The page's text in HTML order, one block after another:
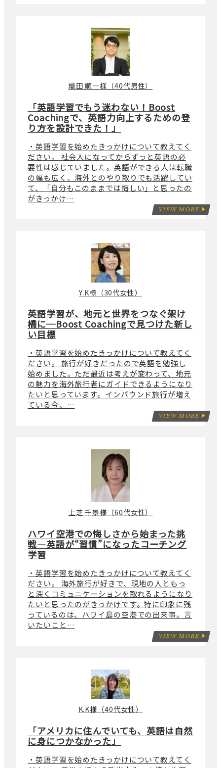
「英語学習でもう迷わない！Boost
Coachingで、英語力向上するための登
り方を設計できた！」
織田 順一様（40代男性）
・英語学習を始めたきっかけについて教えてく
ださい。 社会人になってからずっと英語の必
要性は感じていました。英語ができる人は転職
の幅も広く、海外とのやり取りでも活躍してい
て、「自分もこのままでは悔しい」と思ったの
がきっかけ…
VIEW MORE
英語学習が、地元と世界をつなぐ架け
橋に─Boost Coachingで見つけた新し
い目標
Y.K様（30代女性）
・英語学習を始めたきっかけについて教えてく
ださい。 旅行が好きだったので英語を勉強し
始めました。ただ最近は考えが変わって、地元
の魅力を海外旅行者にガイドできるようになり
たいと思っています。インバウンド旅行が増え
ている今、…
VIEW MORE
ハワイ空港での悔しさから始まった挑
戦―英語が“習慣”になったコーチング
学習
上芝 千景様（60代女性）
・英語学習を始めたきっかけについて教えてく
ださい。 海外旅行が好きで、現地の人ともっ
と深くコミュニケーションを取れるようになり
たいと思ったのがきっかけです。特に印象に残
っているのは、ハワイ島の空港での出来事。言
いたいこと…
VIEW MORE
「アメリカに住んでいても、英語は自然
に身につかなかった」
K.K様（40代女性）
・英語学習を始めたきっかけについて教えてく